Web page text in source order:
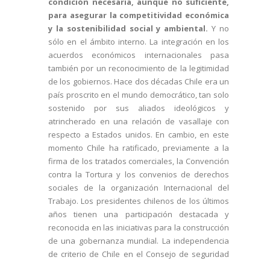
para asegurar la competitividad económica
y la sostenibilidad social y ambiental. Y no
sólo en el ámbito interno. La integración en los
acuerdos económicos internacionales pasa
también por un reconocimiento de la legitimidad
de los gobiernos. Hace dos décadas Chile era un
país proscrito en el mundo democrático, tan solo
sostenido por sus aliados ideológicos y
atrincherado en una relación de vasallaje con
respecto a Estados unidos. En cambio, en este
momento Chile ha ratificado, previamente a la
firma de los tratados comerciales, la Convención
contra la Tortura y los convenios de derechos
sociales de la organización Internacional del
Trabajo. Los presidentes chilenos de los últimos
años tienen una participación destacada y
reconocida en las iniciativas para la construcción
de una gobernanza mundial. La independencia
de criterio de Chile en el Consejo de seguridad